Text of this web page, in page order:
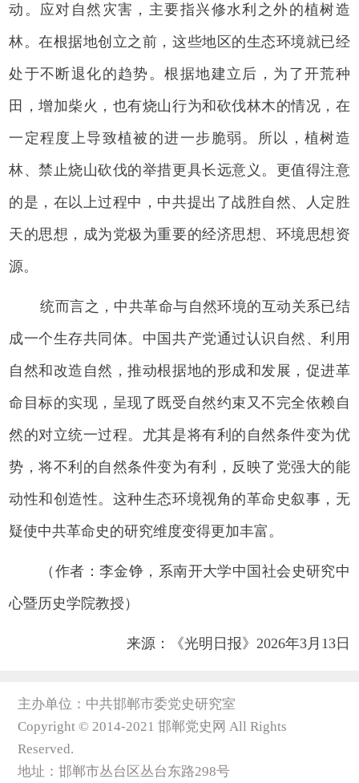
动。应对自然灾害，主要指兴修水利之外的植树造
林。在根据地创立之前，这些地区的生态环境就已经
处于不断退化的趋势。根据地建立后，为了开荒种
田，增加柴火，也有烧山行为和砍伐林木的情况，在
一定程度上导致植被的进一步脆弱。所以，植树造
林、禁止烧山砍伐的举措更具长远意义。更值得注意
的是，在以上过程中，中共提出了战胜自然、人定胜
天的思想，成为党极为重要的经济思想、环境思想资
源。
统而言之，中共革命与自然环境的互动关系已结
成一个生存共同体。中国共产党通过认识自然、利用
自然和改造自然，推动根据地的形成和发展，促进革
命目标的实现，呈现了既受自然约束又不完全依赖自
然的对立统一过程。尤其是将有利的自然条件变为优
势，将不利的自然条件变为有利，反映了党强大的能
动性和创造性。这种生态环境视角的革命史叙事，无
疑使中共革命史的研究维度变得更加丰富。
（作者：李金铮，系南开大学中国社会史研究中
心暨历史学院教授）
来源：《光明日报》2026年3月13日
主办单位：中共邯郸市委党史研究室
Copyright © 2014-2021 邯郸党史网 All Rights
Reserved.
地址：邯郸市丛台区丛台东路298号